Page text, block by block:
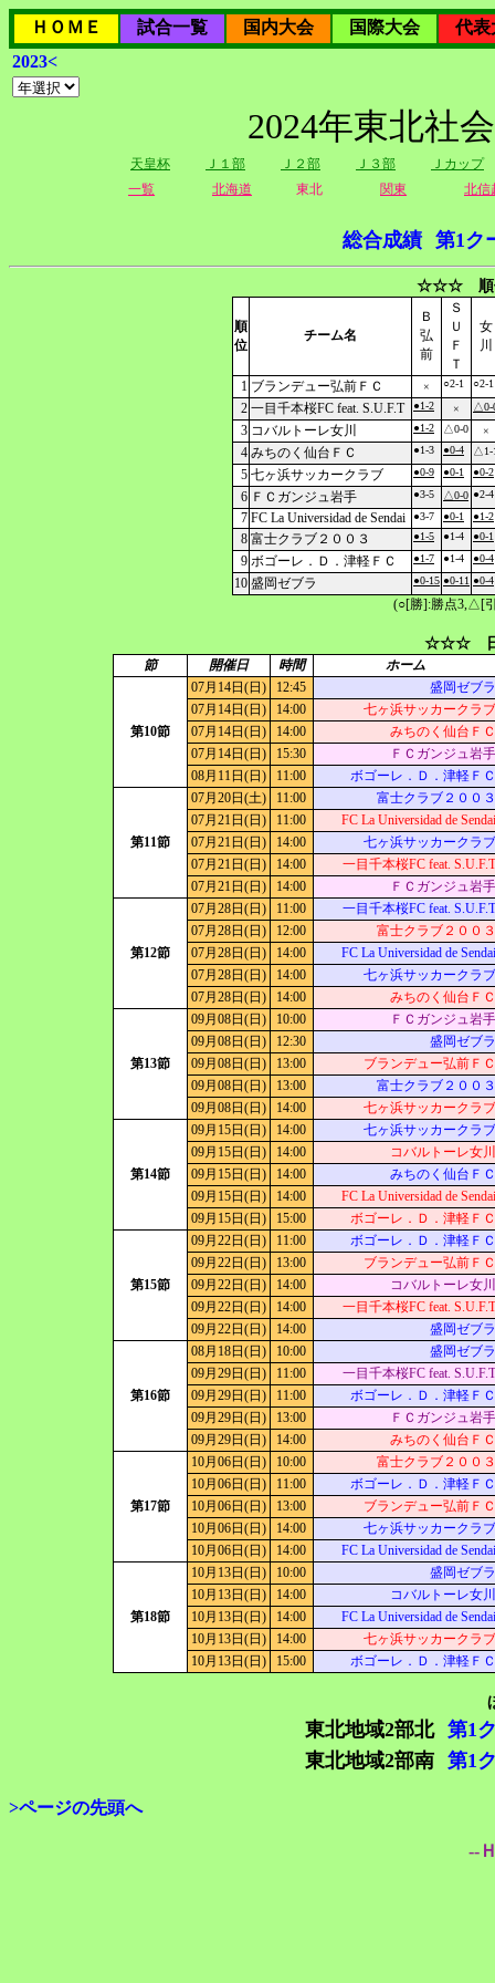
ＨＯＭＥ 試合一覧 国内大会 国際大会
代表
2023<
2024年東北社
天皇杯 Ｊ１部 Ｊ２部 Ｊ３部
Ｊカップ
一覧
北海道 東北 関東 北信
総合成績 第1ク
☆☆☆ 順
順
位
チーム名
Ｂ
弘
前
Ｓ
Ｕ
Ｆ
Ｔ
女
川
1 ブランデュー弘前ＦＣ × ○2-1 ○2-1
2 一目千本桜FC feat. S.U.F.T ●1-2 × △0-
3 コバルトーレ女川 ●1-2 △0-0 ×
4 みちのく仙台ＦＣ ●1-3 ●0-4 △1-
5 七ヶ浜サッカークラブ ●0-9 ●0-1 ●0-2
6 ＦＣガンジュ岩手 ●3-5 △0-0 ●2-4
7 FC La Universidad de Sendai ●3-7 ●0-1 ●1-2
8 富士クラブ２００３ ●1-5 ●1-4 ●0-1
9 ボゴーレ．Ｄ．津軽ＦＣ ●1-7 ●1-4 ●0-4
10 盛岡ゼブラ ●0-15 ●0-11 ●0-4
(○[勝]:勝点3,△[
☆☆☆ 日
節 開催日 時間 ホーム
第10節
07月14日(日) 12:45
盛岡ゼブラ
07月14日(日)
14:00
七ヶ浜サッカークラブ
07月14日(日)
14:00
みちのく仙台ＦＣ
07月14日(日)
15:30
ＦＣガンジュ岩手
08月11日(日)
11:00 ボゴーレ．Ｄ．津軽ＦＣ
第11節
07月20日(土) 11:00
富士クラブ２００３
07月21日(日)
11:00
FC La Universidad de Sendai
07月21日(日)
14:00
七ヶ浜サッカークラブ
07月21日(日)
14:00
一目千本桜FC feat. S.U.F.T
07月21日(日)
14:00 ＦＣガンジュ岩手
第12節
07月28日(日) 11:00
一目千本桜FC feat. S.U.F.T
07月28日(日)
12:00
富士クラブ２００３
07月28日(日)
14:00
FC La Universidad de Sendai
07月28日(日)
14:00
七ヶ浜サッカークラブ
07月28日(日)
14:00 みちのく仙台ＦＣ
第13節
09月08日(日) 10:00
ＦＣガンジュ岩手
09月08日(日)
12:30
盛岡ゼブラ
09月08日(日)
13:00
ブランデュー弘前ＦＣ
09月08日(日)
13:00
富士クラブ２００３
09月08日(日)
14:00 七ヶ浜サッカークラブ
第14節
09月15日(日) 14:00
七ヶ浜サッカークラブ
09月15日(日)
14:00
コバルトーレ女川
09月15日(日)
14:00
みちのく仙台ＦＣ
09月15日(日)
14:00
FC La Universidad de Sendai
09月15日(日)
15:00 ボゴーレ．Ｄ．津軽ＦＣ
第15節
09月22日(日) 11:00
ボゴーレ．Ｄ．津軽ＦＣ
09月22日(日)
13:00
ブランデュー弘前ＦＣ
09月22日(日)
14:00
コバルトーレ女川
09月22日(日)
14:00
一目千本桜FC feat. S.U.F.T
09月22日(日)
14:00 盛岡ゼブラ
第16節
08月18日(日) 10:00
盛岡ゼブラ
09月29日(日)
11:00
一目千本桜FC feat. S.U.F.T
09月29日(日)
11:00
ボゴーレ．Ｄ．津軽ＦＣ
09月29日(日)
13:00
ＦＣガンジュ岩手
09月29日(日)
14:00 みちのく仙台ＦＣ
第17節
10月06日(日) 10:00
富士クラブ２００３
10月06日(日)
11:00
ボゴーレ．Ｄ．津軽ＦＣ
10月06日(日)
13:00
ブランデュー弘前ＦＣ
10月06日(日)
14:00
七ヶ浜サッカークラブ
10月06日(日)
14:00 FC La Universidad de Sendai
第18節
10月13日(日) 10:00
盛岡ゼブラ
10月13日(日)
14:00
コバルトーレ女川
10月13日(日)
14:00
FC La Universidad de Sendai
10月13日(日)
14:00
七ヶ浜サッカークラブ
10月13日(日)
15:00 ボゴーレ．Ｄ．津軽ＦＣ
東北地域2部北
第1
東北地域2部南
第1
>ページの先頭へ
--